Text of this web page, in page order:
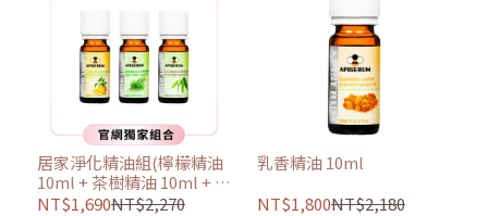
居家淨化精油組(檸檬精油
10ml + 茶樹精油 10ml + 尤
加利精油 10ml)
NT$1,690NT$2,270
乳香精油 10ml
NT$1,800NT$2,180